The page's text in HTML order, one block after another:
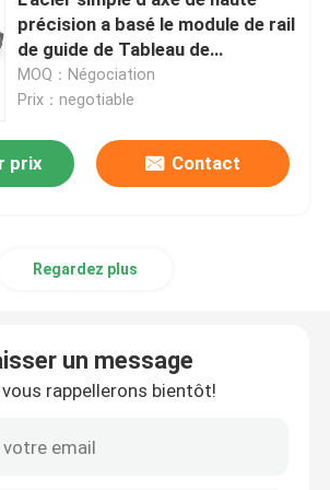
précision a basé le module de rail
de guide de Tableau de
glissement de série du module
KK
MOQ：Négociation
Prix：negotiable
prix Contact
Regardez plus
un message
rappellerons bientôt!